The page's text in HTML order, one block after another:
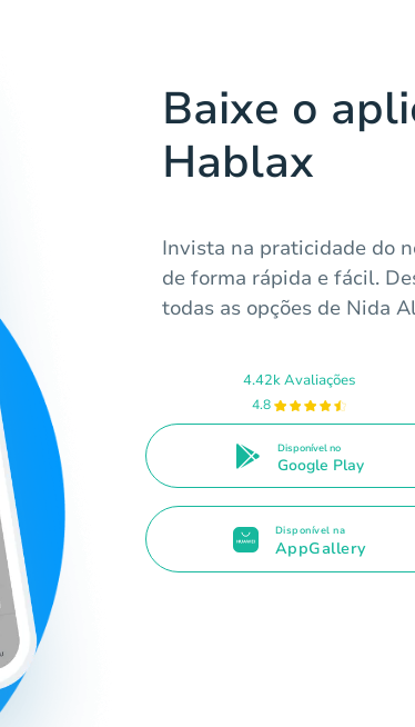
Baixe o
Hablax
Invista na praticidade do
de forma rápida e fácil.
todas as opções de Nida
4.42k Avaliações
4.8
Disponível no
Google Play
Disponível na
AppGallery